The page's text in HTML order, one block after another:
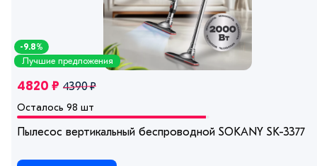
-9.8%
Лучшие предложения
4820 ₽ 4390 ₽
Осталось 98 шт
Пылесос вертикальный беспроводной SOKANY SK-3377